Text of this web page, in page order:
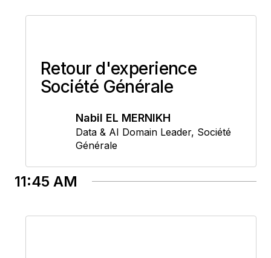
Retour d'experience
Société Générale
Nabil EL MERNIKH
Data & AI Domain Leader, Société
Générale
11:45 AM